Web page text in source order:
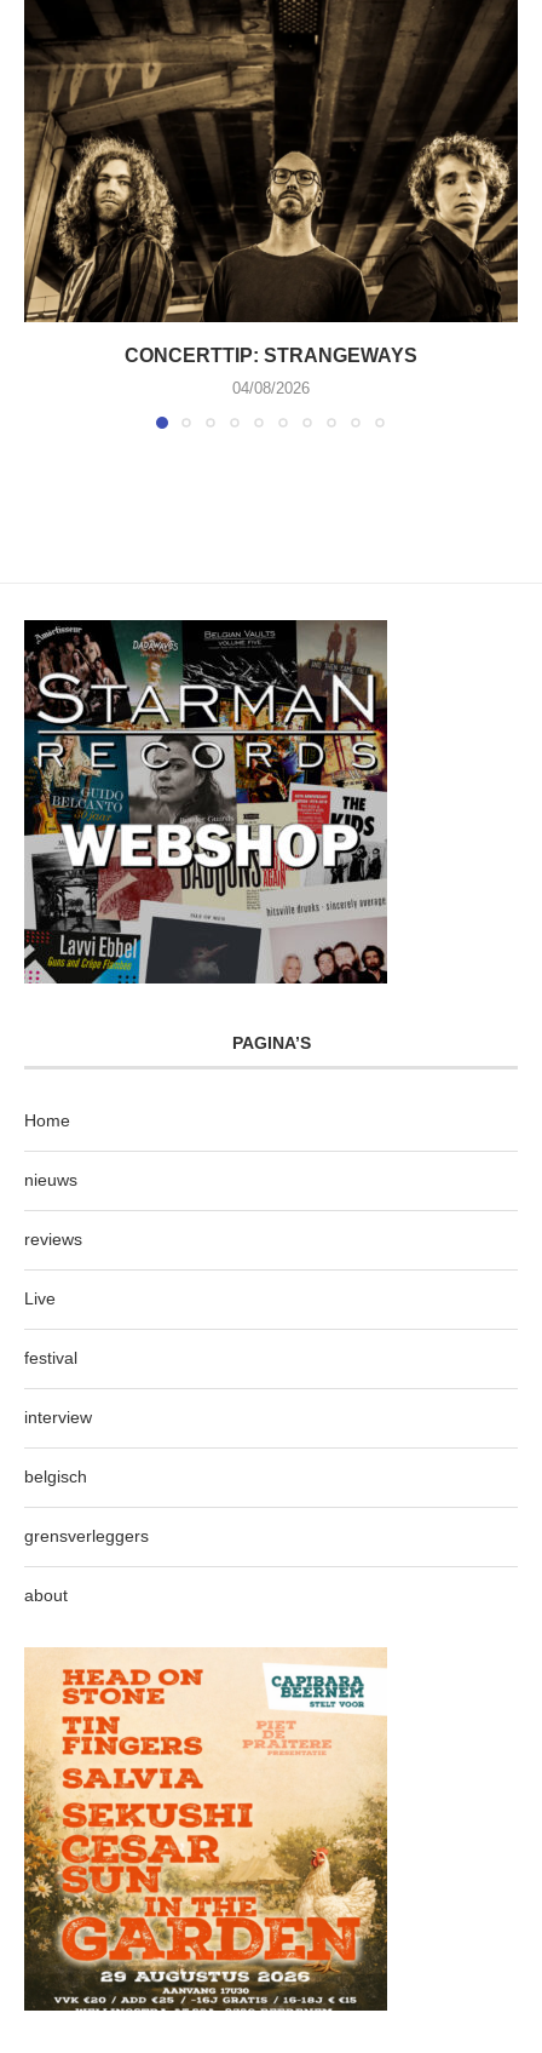
CONCERTTIP: STRANGEWAYS
04/08/2026
PAGINA’S
Home
nieuws
reviews
Live
festival
interview
belgisch
grensverleggers
about